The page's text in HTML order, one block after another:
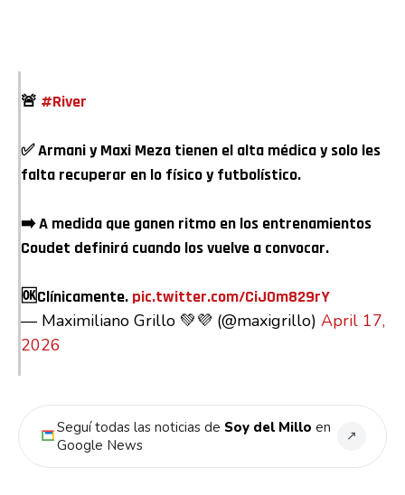
🚨 #River
✅️ Armani y Maxi Meza tienen el alta médica y solo les
falta recuperar en lo físico y futbolístico.
➡️ A medida que ganen ritmo en los entrenamientos
Coudet definirá cuando los vuelve a convocar.
🆗️Clínicamente. pic.twitter.com/CiJOm829rY
— Maximiliano Grillo 💚💜 (@maxigrillo) April 17,
2026
Seguí todas las noticias de Soy del Millo en
Google News
↗